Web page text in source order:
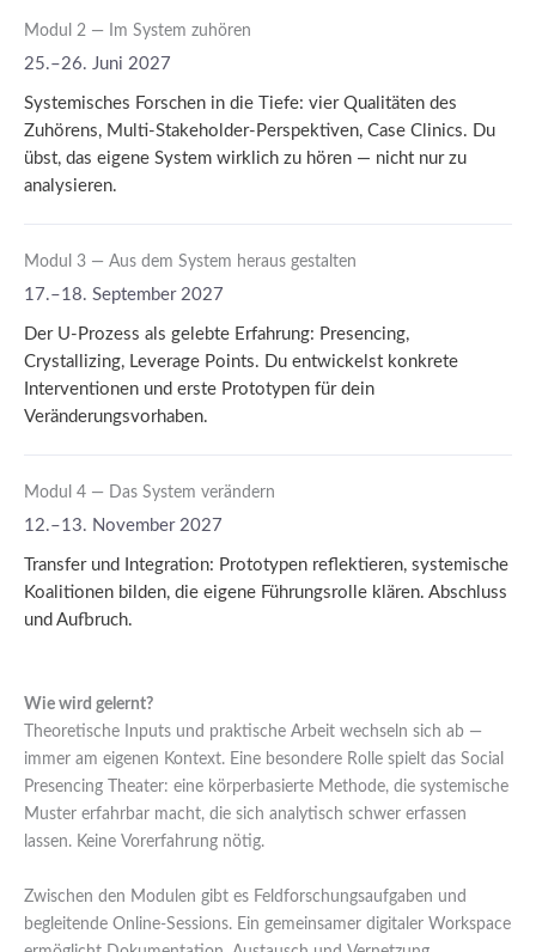
Modul 2 — Im System zuhören
25.–26. Juni 2027
Systemisches Forschen in die Tiefe: vier Qualitäten des
Zuhörens, Multi-Stakeholder-Perspektiven, Case Clinics. Du
übst, das eigene System wirklich zu hören — nicht nur zu
analysieren.
Modul 3 — Aus dem System heraus gestalten
17.–18. September 2027
Der U-Prozess als gelebte Erfahrung: Presencing,
Crystallizing, Leverage Points. Du entwickelst konkrete
Interventionen und erste Prototypen für dein
Veränderungsvorhaben.
Modul 4 — Das System verändern
12.–13. November 2027
Transfer und Integration: Prototypen reflektieren, systemische
Koalitionen bilden, die eigene Führungsrolle klären. Abschluss
und Aufbruch.
Wie wird gelernt?
Theoretische Inputs und praktische Arbeit wechseln sich ab —
immer am eigenen Kontext. Eine besondere Rolle spielt das Social
Presencing Theater: eine körperbasierte Methode, die systemische
Muster erfahrbar macht, die sich analytisch schwer erfassen
lassen. Keine Vorerfahrung nötig.
Zwischen den Modulen gibt es Feldforschungsaufgaben und
begleitende Online-Sessions. Ein gemeinsamer digitaler Workspace